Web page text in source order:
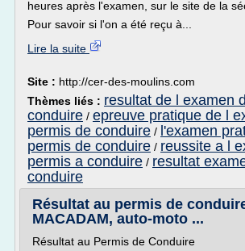
heures après l'examen, sur le site de la
Pour savoir si l'on a été reçu à...
Lire la suite
Site : http://cer-des-moulins.com
Thèmes liés : resultat de l examen
conduire / epreuve pratique de l
permis de conduire / l'examen
permis de conduire / reussite a l
permis a conduire / resultat
conduire
Résultat au permis de
MACADAM, auto-moto ...
Résultat au Permis de Conduire